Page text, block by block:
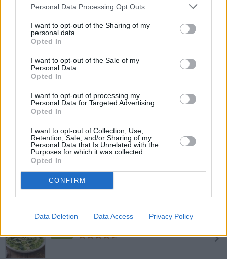
Personal Data Processing Opt Outs
I want to opt-out of the Sharing of my
personal data.
Opted In
I want to opt-out of the Sale of my
Personal Data.
Opted In
I want to opt-out of processing my
Personal Data for Targeted Advertising.
Opted In
I want to opt-out of Collection, Use,
Retention, Sale, and/or Sharing of my
Personal Data that Is Unrelated with the
Purposes for which it was collected.
Opted In
CONFIRM
Data Deletion Data Access Privacy Policy
Leicht
Bärlauch-Sauerrahm-Quiche
Leicht
Bärlauch-Kartoffeln
Leicht
Bärlauchpesto im Thermomix
Leicht
Bärlauch-Spätzle mit Bergkäse
Leicht